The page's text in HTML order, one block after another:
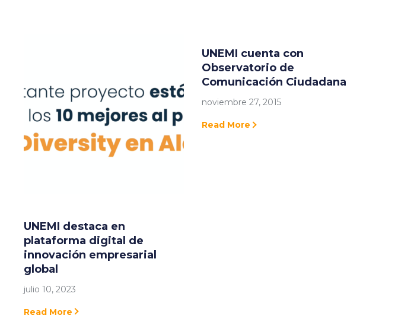
UNEMI destaca en
plataforma digital de
innovación empresarial
global
julio 10, 2023
Read More
UNEMI cuenta con
Observatorio de
Comunicación Ciudadana
noviembre 27, 2015
Read More